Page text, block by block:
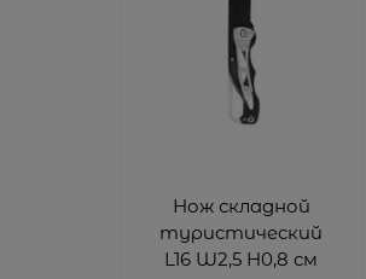
Нож складной
туристический
L16 W2,5 H0,8 см